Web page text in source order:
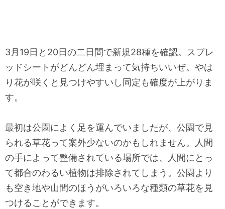
3月19日と20日の二日間で新規28種を確認。スプレ
ッドシートがどんどん埋まって気持ちいいぜ。やは
り花が咲くと見つけやすいし同定も確度が上がりま
す。
最初は公園によく足を運んでいましたが、公園で見
られる草花って案外少ないのかもしれません。人間
の手によって整備されている場所では、人間にとっ
て都合のわるい植物は排除されてしまう。公園より
も空き地や山間のほうがいろいろな種類の草花を見
つけることができます。